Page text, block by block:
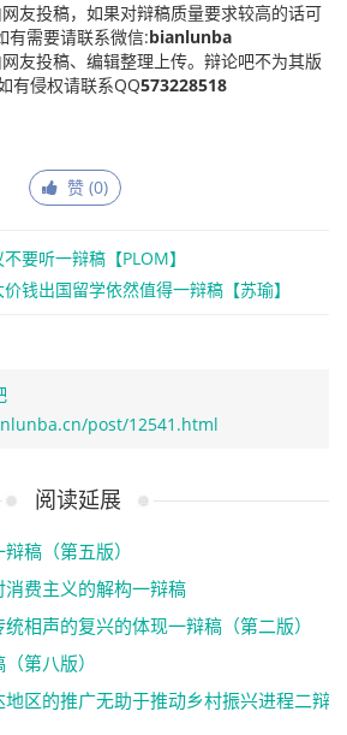
友投稿，如果对辩稿质量要求较高的话可
有需要请联系微信:bianlunba
友投稿、编辑整理上传。辩论吧不为其版
有侵权请联系QQ573228518
赞 (0)
要听一辩稿【PLOM】
钱出国留学依然值得一辩稿【苏瑜】
post/12541.html
阅读延展
稿（第五版）
费主义的解构一辩稿
相声的复兴的体现一辩稿（第二版）
第八版）
地区的推广无助于推动乡村振兴进程二辩